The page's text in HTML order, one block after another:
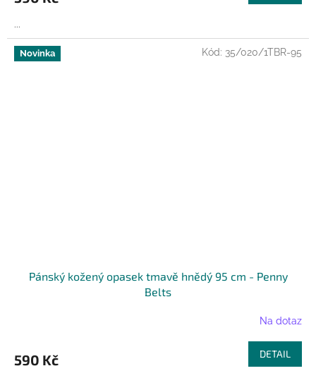
...
Novinka
Pánský kožený opasek tmavě hnědý 95 cm - Penny
Belts
Na dotaz
590 Kč DETAIL
Kód: 35/020/1TBR-95